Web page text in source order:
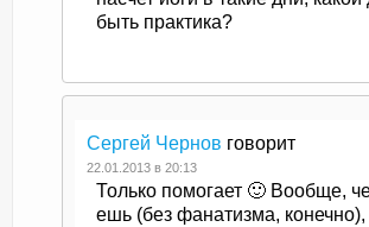
быть практика?
Сергей Чернов говорит
22.01.2013 в 20:13
Только помогает 🙂 Вообще,
ешь (без фанатизма, конечно),